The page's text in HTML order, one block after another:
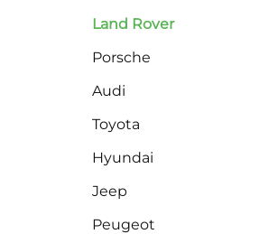
Land Rover
Porsche
Audi
Toyota
Hyundai
Jeep
Peugeot